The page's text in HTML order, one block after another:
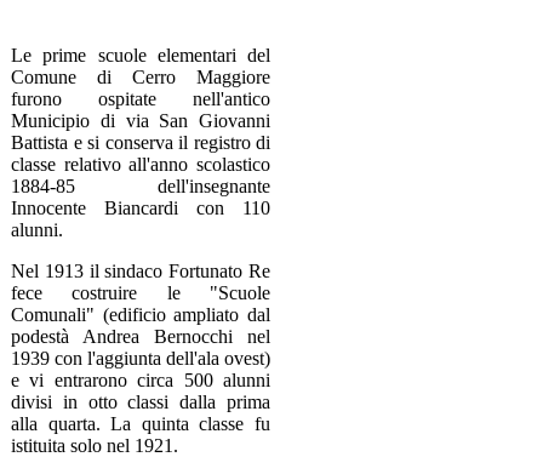
Le prime scuole elementari del
Comune di Cerro Maggiore
furono ospitate nell'antico
Municipio di via San Giovanni
Battista e si conserva il registro di
classe relativo all'anno scolastico
1884-85 dell'insegnante
Innocente Biancardi con 110
alunni.
Nel 1913 il sindaco Fortunato Re
fece costruire le "Scuole
Comunali" (edificio ampliato dal
podestà Andrea Bernocchi nel
1939 con l'aggiunta dell'ala ovest)
e vi entrarono circa 500 alunni
divisi in otto classi dalla prima
alla quarta. La quinta classe fu
istituita solo nel 1921.